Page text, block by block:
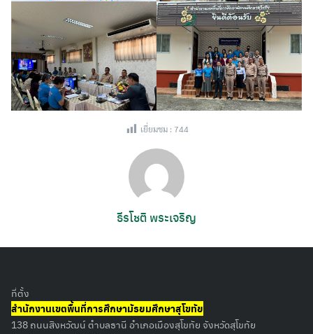
Search
เยี่ยมชม : 744
ธีรโชติ พระเจริญ
ที่ตั้ง
สำนักงานเขตพื้นที่การศึกษามัธยมศึกษาสุโขทัย
138 ถนนสิงหวัฒน์ ตำบลธานี อำเภอเมืองสุโขทัย จังหวัดสุโขทัย